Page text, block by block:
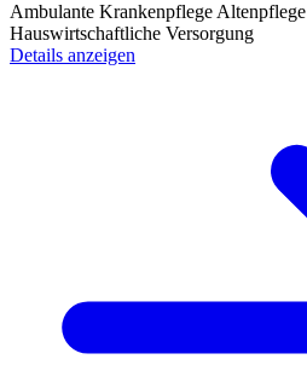
Ambulante KrankenpflegeAltenpflege
Hauswirtschaftliche Versorgung
Details anzeigen